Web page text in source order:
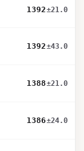
1392±21.0
1392±43.0
1388±21.0
1386±24.0